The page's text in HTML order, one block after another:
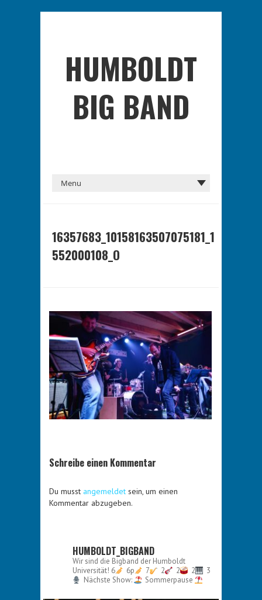
HUMBOLDT
BIG BAND
16357683_10158163507075181_1
552000108_O
Schreibe einen Kommentar
Du musst angemeldet sein, um einen
Kommentar abzugeben.
HUMBOLDT_BIGBAND
Wir sind die Bigband der Humboldt
Universität! 6 6p 7 2 2 2
3
Nächste Show:
Sommerpause